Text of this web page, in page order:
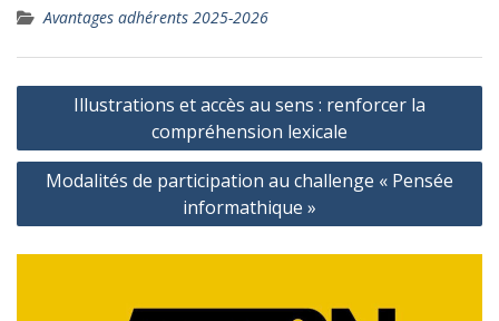
Avantages adhérents 2025-2026
Navigation
l’article
Illustrations et accès au sens : renforcer la
compréhension lexicale
Modalités de participation au challenge « Pensée
informathique »